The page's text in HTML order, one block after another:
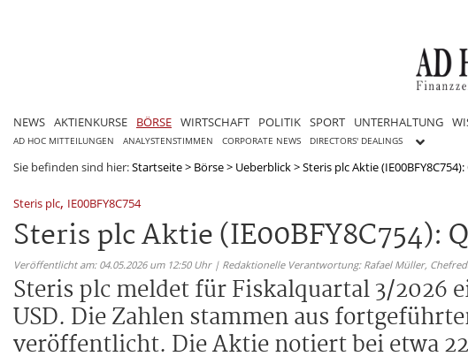
NEWS AKTIENKURSE BÖRSE WIRTSCHAFT POLITIK SPORT UNTERHALTUNG
AD HOC MITTEILUNGEN ANALYSTENSTIMMEN CORPORATE NEWS DIRECTORS' DEALINGS
Sie befinden sind hier:Startseite> Börse> Ueberblick>Steris plc Aktie
Steris plc, IE00BFY8C754
Steris plc Aktie (IE00BFY8C754):
Veröffentlicht am: 04.05.2026 um 12:50 Uhr | Redaktionelle Verantwortung: Rafael Müller,
Steris plc meldet für Fiskalquartal 3/2026
USD. Die Zahlen stammen aus
veröffentlicht. Die Aktie notiert bei etwa